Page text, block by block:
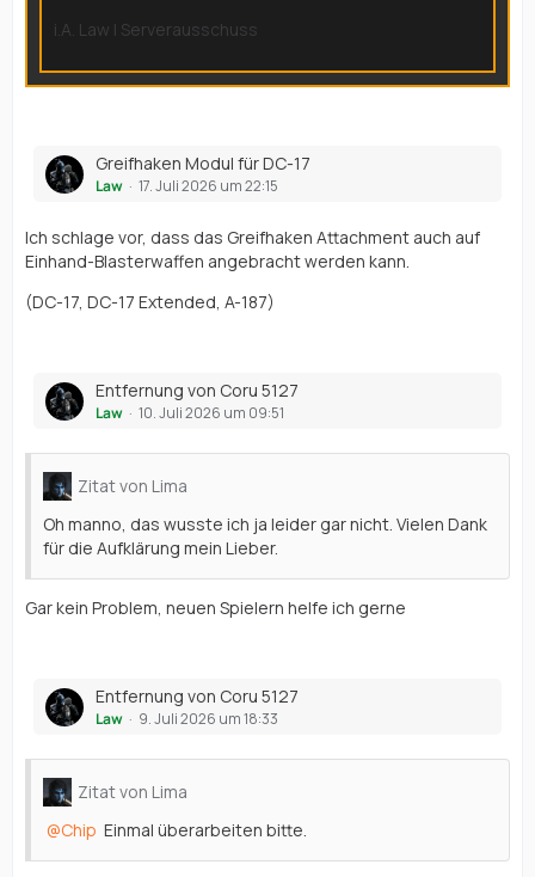
i.A. Law | Serverausschuss
Greifhaken Modul für DC-17
Law 17. Juli 2026 um 22:15
Ich schlage vor, dass das Greifhaken Attachment auch auf
Einhand-Blasterwaffen angebracht werden kann.
(DC-17, DC-17 Extended, A-187)
Entfernung von Coru 5127
Law 10. Juli 2026 um 09:51
Zitat von Lima
Oh manno, das wusste ich ja leider gar nicht. Vielen Dank
für die Aufklärung mein Lieber.
Gar kein Problem, neuen Spielern helfe ich gerne
Entfernung von Coru 5127
Law 9. Juli 2026 um 18:33
Zitat von Lima
Chip Einmal überarbeiten bitte.